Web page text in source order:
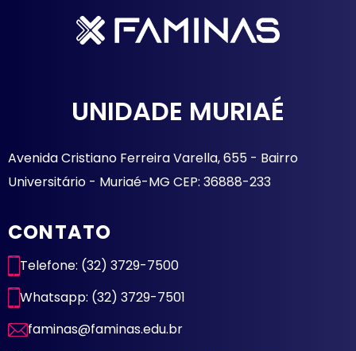
UNIDADE MURIAÉ
Avenida Cristiano Ferreira Varella, 655 - Bairro
Universitário - Muriaé-MG CEP: 36888-233
CONTATO
Telefone: (32) 3729-7500
Whatsapp: (32) 3729-7501
faminas@faminas.edu.br